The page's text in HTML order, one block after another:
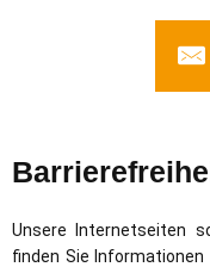
Barrierefreiheit
Unsere Internetseiten
finden Sie